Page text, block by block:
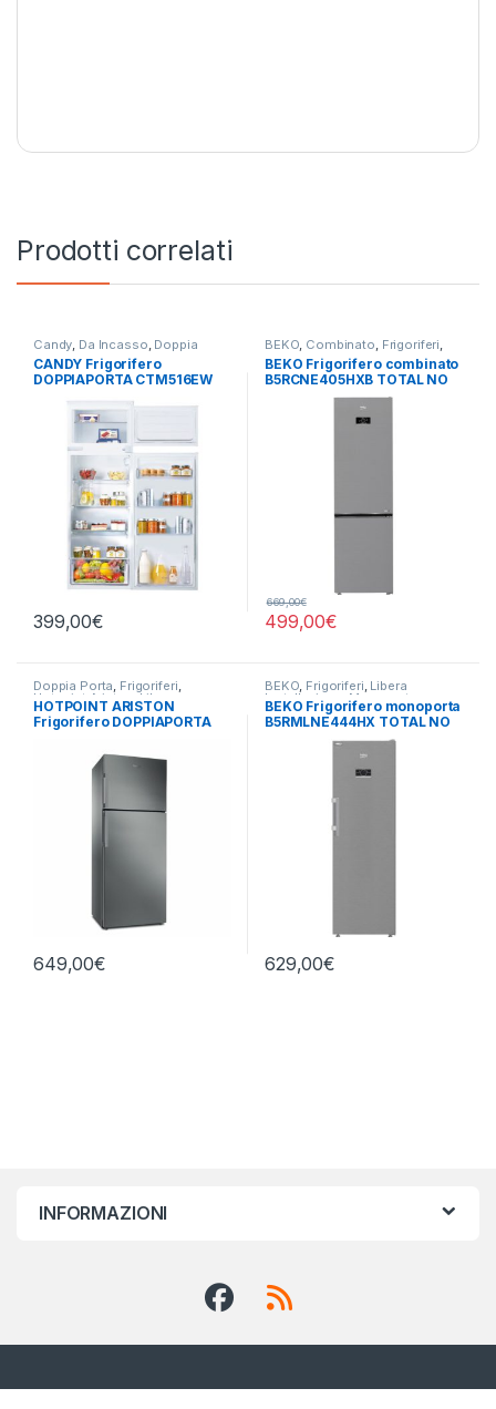
Prodotti correlati
Candy Da Incasso Doppia
Porta,Frigoriferi
CANDY Frigorifero
DOPPIAPORTA CTM516EW
399,00€
BEKO Combinato Frigoriferi
Libera Installazione
BEKO Frigorifero combinato
B5RCNE405HXB TOTAL NO
499,00€
669,00€
Doppia Porta, Frigoriferi,
Hotpoint Ariston ,Libera
Installazione
HOTPOINT ARISTON
Frigorifero DOPPIAPORTA
649,00€
BEKO, Frigoriferi, Libera
Installazione Monoporta
BEKO Frigorifero monoporta
B5RMLNE444HX TOTAL NO
629,00€
INFORMAZIONI